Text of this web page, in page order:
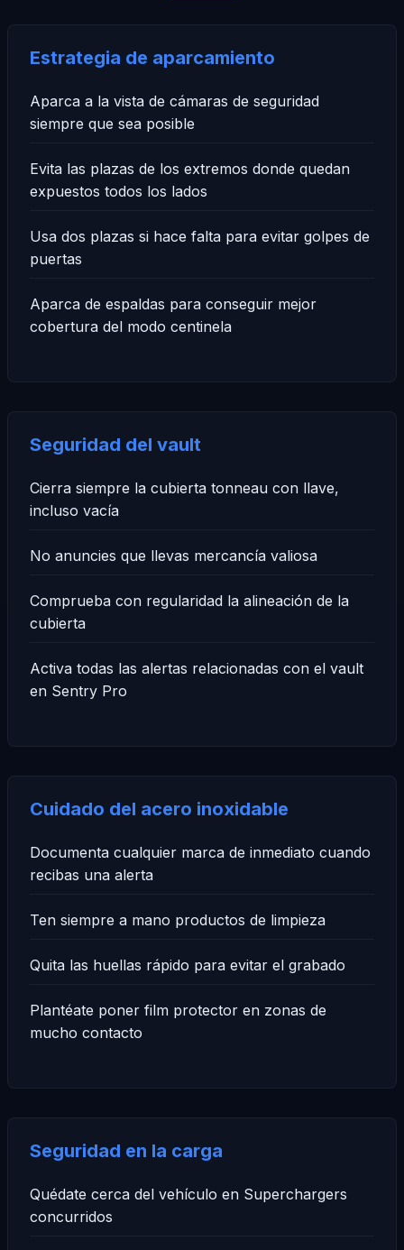
Estrategia de aparcamiento
Aparca a la vista de cámaras de seguridad
siempre que sea posible
Evita las plazas de los extremos donde quedan
expuestos todos los lados
Usa dos plazas si hace falta para evitar golpes de
puertas
Aparca de espaldas para conseguir mejor
cobertura del modo centinela
Seguridad del vault
Cierra siempre la cubierta tonneau con llave,
incluso vacía
No anuncies que llevas mercancía valiosa
Comprueba con regularidad la alineación de la
cubierta
Activa todas las alertas relacionadas con el vault
en Sentry Pro
Cuidado del acero inoxidable
Documenta cualquier marca de inmediato cuando
recibas una alerta
Ten siempre a mano productos de limpieza
Quita las huellas rápido para evitar el grabado
Plantéate poner film protector en zonas de
mucho contacto
Seguridad en la carga
Quédate cerca del vehículo en Superchargers
concurridos